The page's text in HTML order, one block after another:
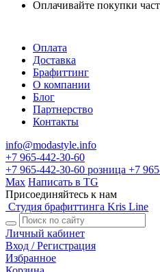
Оплачивайте покупки
Оплата
Доставка
Брафиттинг
О компании
Блог
Партнерство
Контакты
info@modastyle.info
+7 965-442-30-60
+7 965-442-30-60 розница +7
Max Написать в TG
Присоединяйтесь к нам
Студия брафиттинга Kris Line
Личный кабинет
Вход / Регистрация
Избранное